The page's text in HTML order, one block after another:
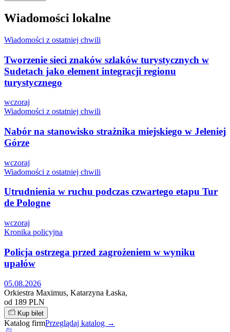
Wiadomości lokalne
Wiadomości z ostatniej chwili
Tworzenie sieci znaków szlaków turystycznych w
Sudetach jako element integracji regionu
turystycznego
wczoraj
Wiadomości z ostatniej chwili
Nabór na stanowisko strażnika miejskiego w Jeleniej
Górze
wczoraj
Wiadomości z ostatniej chwili
Utrudnienia w ruchu podczas czwartego etapu Tur
de Pologne
wczoraj
Kronika policyjna
Policja ostrzega przed zagrożeniem w wyniku
upałów
05.08.2026
Orkiestra Maximus, Katarzyna Łaska,
od 189 PLN
Kup bilet
Katalog firmPrzeglądaj katalog →